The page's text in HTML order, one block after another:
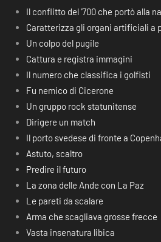
Il conflitto del ‘700 che portò alla
Caratterizza gli organi artificiali a
Un colpo del pugile
Cattura e registra immagini
Il numero che classifica i golfisti
Fu nemico di Cicerone
Un gruppo rock statunitense
Dirigere un match
Il porto svedese di fronte a
Astuto, scaltro
Predire il futuro
La zona delle Ande con La Paz
Le pareti da scalare
Arma che scagliava grosse frecce
Vasta insenatura libica